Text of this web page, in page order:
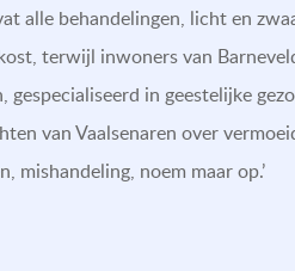
alle behandelingen, licht en
terwijl inwoners van
gespecialiseerd in geestelijke
van Vaalsenaren over
mishandeling, noem maar op.’